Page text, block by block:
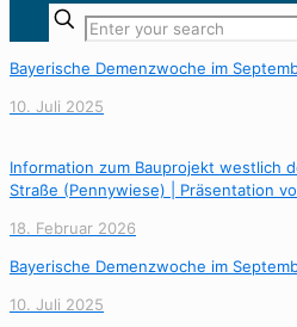
Bayerische Demenzwoche im
10. Juli 2025
Information zum Bauprojekt westlich
Straße (Pennywiese) | Präsentation
18. Februar 2026
Bayerische Demenzwoche im
10. Juli 2025